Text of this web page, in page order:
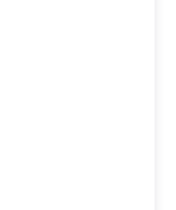
نقش مهمی را در
بازی می‌کنند. سازمانها
موفقیت آن‌ها دارند
این امکان را برای
و مکان، با سریعترین و
صندوق صوتی، ایمیل، پیامک و